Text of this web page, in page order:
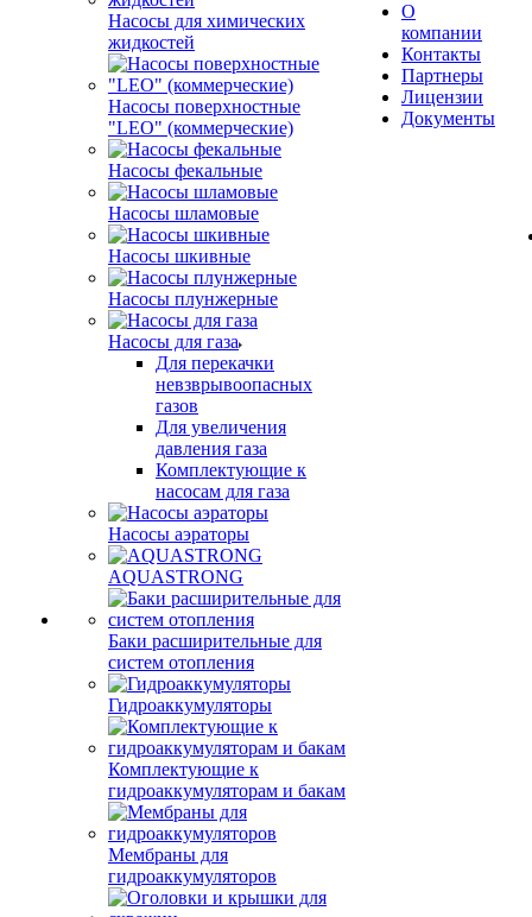
Насосы для химических
жидкостей
Насосы поверхностные
"LEO" (коммерческие)
Насосы фекальные
Насосы шламовые
Насосы шкивные
Насосы плунжерные
Насосы для газа
Для перекачки
невзврывоопасных
газов
Для увеличения
давления газа
Комплектующие к
насосам для газа
Насосы аэраторы
AQUASTRONG
Баки расширительные для
систем отопления
Гидроаккумуляторы
Комплектующие к
гидроаккумуляторам и бакам
Мембраны для
гидроаккумуляторов
О
компании
Контакты
Партнеры
Лицензии
Документы